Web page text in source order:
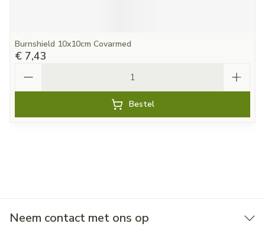
Burnshield 10x10cm Covarmed
€ 7,43
Bestel
Neem contact met ons op